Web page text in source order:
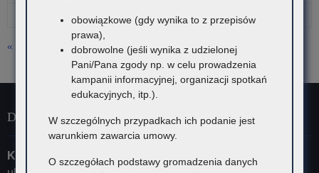
« lip
Dane kontaktowe
Kuratorium Oświaty w Krakowie
obowiązkowe (gdy wynika to z przepisów
prawa),
dobrowolne (jeśli wynika z udzielonej
Pani/Pana zgody np. w celu prowadzenia
kampanii informacyjnej, organizacji spotkań
edukacyjnych, itp.).
W szczególnych przypadkach ich podanie jest
warunkiem zawarcia umowy.
O szczegółach podstawy gromadzenia danych